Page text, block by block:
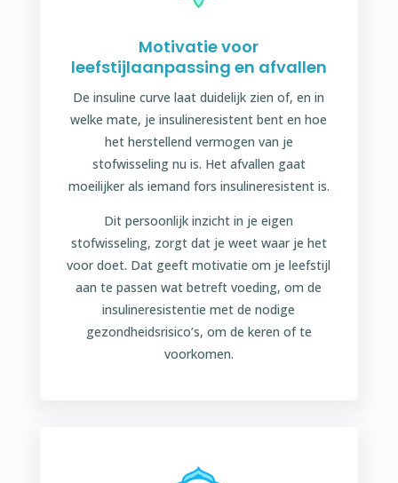
Motivatie voor
leefstijlaanpassing en afvallen
De insuline curve laat duidelijk zien of, en in
welke mate, je insulineresistent bent en hoe
het herstellend vermogen van je
stofwisseling nu is. Het afvallen gaat
moeilijker als iemand fors insulineresistent is.
Dit persoonlijk inzicht in je eigen
stofwisseling, zorgt dat je weet waar je het
voor doet. Dat geeft motivatie om je leefstijl
aan te passen wat betreft voeding, om de
insulineresistentie met de nodige
gezondheidsrisico’s, om de keren of te
voorkomen.